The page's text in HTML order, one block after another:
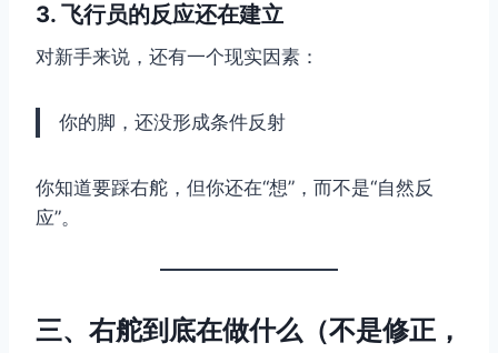
3. 飞行员的反应还在建立
对新手来说，还有一个现实因素：
你的脚，还没形成条件反射
你知道要踩右舵，但你还在“想”，而不是“自然反
应”。
三、右舵到底在做什么（不是修正，